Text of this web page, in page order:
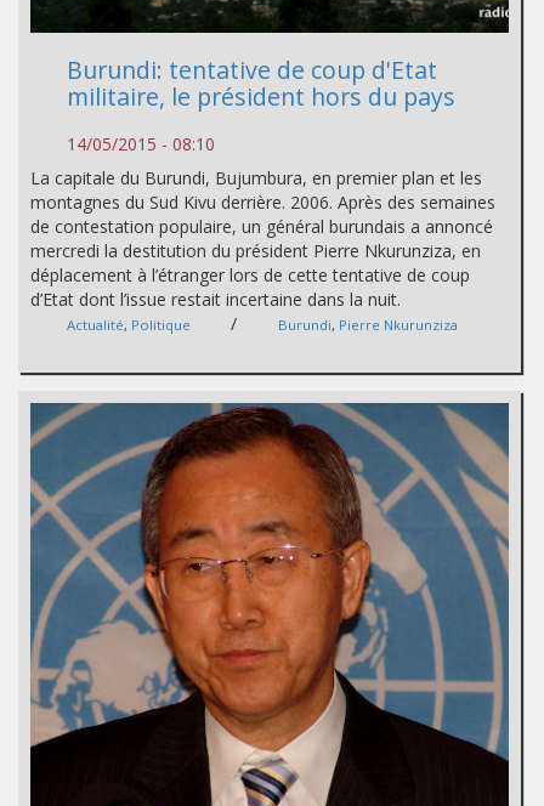
Burundi: tentative de coup d'Etat
militaire, le président hors du pays
14/05/2015 - 08:10
La capitale du Burundi, Bujumbura, en premier plan et les
montagnes du Sud Kivu derrière. 2006. Après des semaines
de contestation populaire, un général burundais a annoncé
mercredi la destitution du président Pierre Nkurunziza, en
déplacement à l’étranger lors de cette tentative de coup
d’Etat dont l’issue restait incertaine dans la nuit.
Actualité, Politique / Burundi, Pierre Nkurunziza